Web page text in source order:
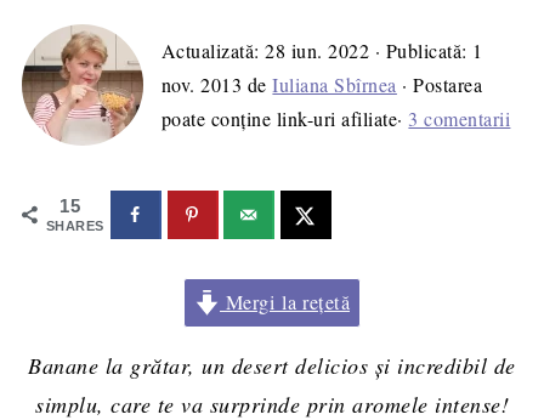
Actualizată:28 iun. 2022 · Publicată: 1
nov. 2013 deIuliana Sbîrnea · Postarea
poate conține link-uri afiliate· 3 comentarii
15
SHARES
Mergi la rețetă
Banane la grătar, un desert delicios și incredibil de
simplu, care te va surprinde prin aromele intense!